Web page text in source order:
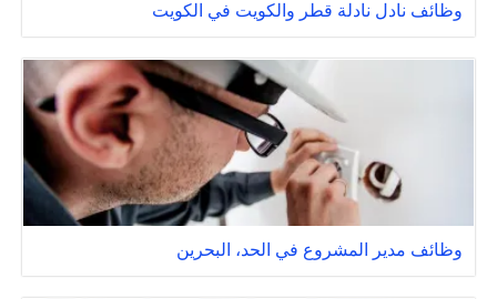
وظائف نادل نادلة قطر والكويت في الكويت
وظائف مدير المشروع في الحد، البحرين